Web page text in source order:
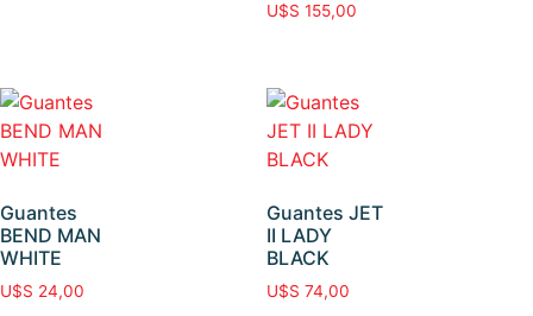
U$S 155,00
Guantes
BEND MAN
WHITE
U$S 24,00
Guantes JET
II LADY
BLACK
U$S 74,00